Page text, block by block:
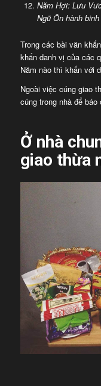
Năm Hợi: Lưu
Ngũ Ôn hành
Trong các bài văn
khấn danh vị của các
Năm nào thì khấn với
Ngoài việc cúng giao
cúng trong nhà để
Ở nhà
giao thừa